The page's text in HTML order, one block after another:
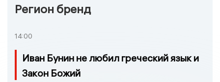
Регион бренд
14:00
Иван Бунин не любил греческий язык и
Закон Божий